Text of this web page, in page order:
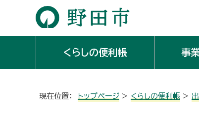
くらしの便利帳 事
現在位置： トップページ > くらしの便利帳 >